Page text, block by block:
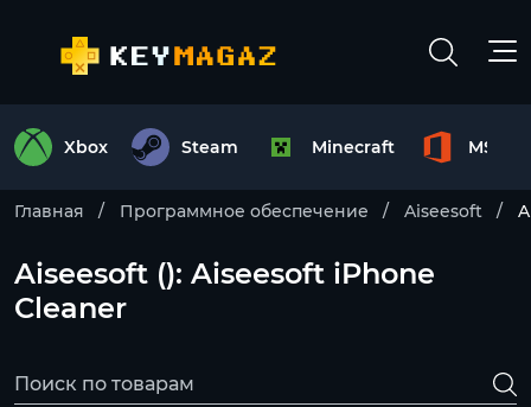
Xbox Steam Minecraft MS
Главная Программное обеспечение Aiseesoft
Aiseesoft (): Aiseesoft iPhone
Cleaner